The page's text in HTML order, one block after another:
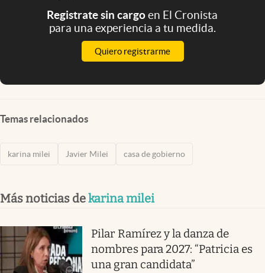
Registrate sin cargoen El Cronista
para una experiencia a tu medida.
Quiero registrarme
Temas relacionados
karina milei Javier Milei casa de gobierno
Más noticias dekarina milei
Pilar Ramírez y la danza de
nombres para 2027: “Patricia es
una gran candidata”